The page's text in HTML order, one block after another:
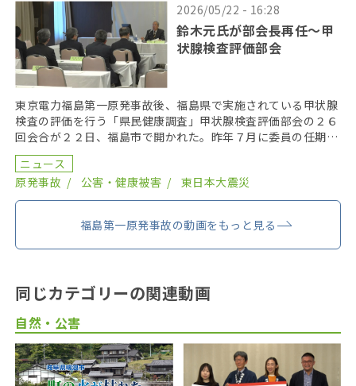
2026/05/22 - 16:28
鈴木元氏が部会長再任〜甲
状腺検査評価部会
東京電力福島第一原発事故後、福島県で実施されている甲状腺
検査の評価を行う「県民健康調査」甲状腺検査評価部会の２６
回会合が２２日、福島市で開かれた。昨年７月に委員の任期を
終え、委員が改選されてから初の開催となり、鈴木元保内 […]
ニュース
原発事故
公害・健康被害 東日本大震災
福島第一原発事故の動画をもっと見る
同じカテゴリーの関連動画
自然・公害